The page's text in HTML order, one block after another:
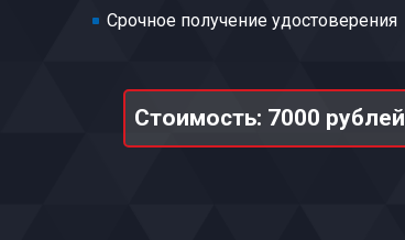
Срочное получение удостоверения
Стоимость: 7000 рублей